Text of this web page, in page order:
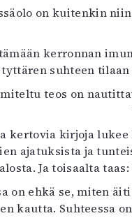
on kuitenkin
kerronnan
suhteen
teos on
kertovia kirjoja
ajatuksista ja
Ja toisaalta
on ehkä se, miten
kautta. Suhteessa